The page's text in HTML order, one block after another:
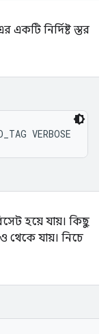
একটি নির্দিষ্ট স্তর
হয়ে যায়। কিছু
থেকে যায়। নিচে